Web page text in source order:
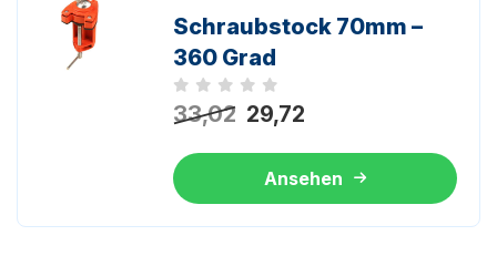
Schraubstock 70mm –
360 Grad
Noch keine Bewertungen
33,02 29,72
Ansehen